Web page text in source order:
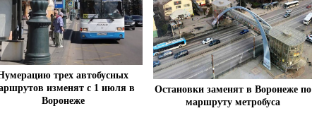
трех автобусных
изменят с 1 июля в
Воронеже
Остановки заменят в Воронеже по
маршруту метробуса